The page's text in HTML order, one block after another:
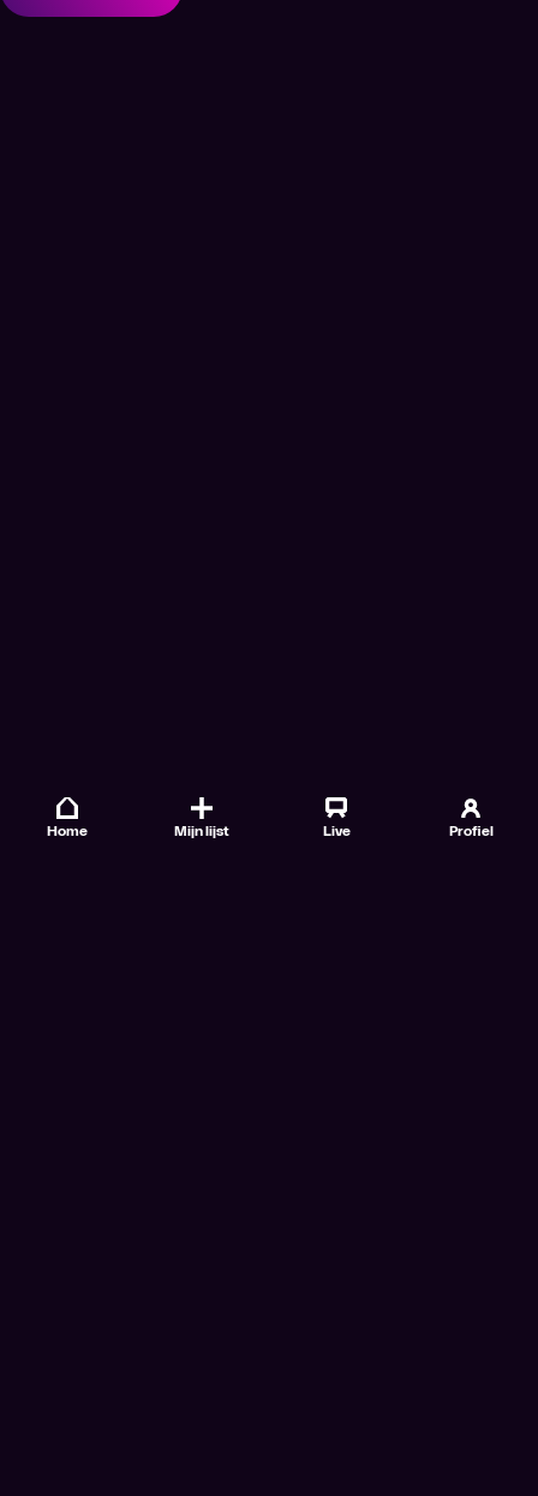
Home Mijn lijst Live Profiel